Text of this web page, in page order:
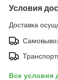
Условия
Доставка
Все условия